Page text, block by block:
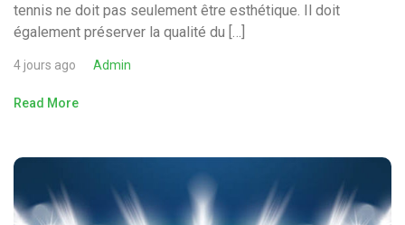
tennis ne doit pas seulement être esthétique. Il doit
également préserver la qualité du […]
4 jours ago Admin
Read More